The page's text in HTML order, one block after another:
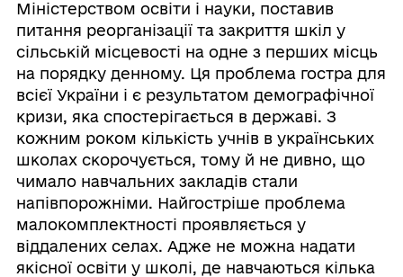
Міністерством освіти і науки, поставив
питання реорганізації та закриття шкіл у
сільській місцевості на одне з перших місць
на порядку денному. Ця проблема гостра для
всієї України і є результатом демографічної
кризи, яка спостерігається в державі. З
кожним роком кількість учнів в українських
школах скорочується, тому й не дивно, що
чимало навчальних закладів стали
напівпорожніми. Найгостріше проблема
малокомплектності проявляється у
віддалених селах. Адже не можна надати
якісної освіти у школі, де навчаються кілька